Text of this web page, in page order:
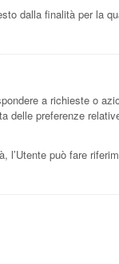
dalla finalità per la
a richieste o
preferenze
può fare